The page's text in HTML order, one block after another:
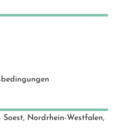
Soest, Nordrhein-Westfalen,